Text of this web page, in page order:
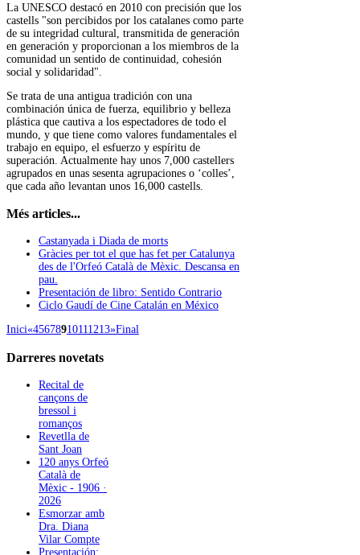
La UNESCO destacó en 2010 con precisión que los
castells "son percibidos por los catalanes como parte
de su integridad cultural, transmitida de generación
en generación y proporcionan a los miembros de la
comunidad un sentido de continuidad, cohesión
social y solidaridad".
Se trata de una antigua tradición con una
combinación única de fuerza, equilibrio y belleza
plástica que cautiva a los espectadores de todo el
mundo, y que tiene como valores fundamentales el
trabajo en equipo, el esfuerzo y espíritu de
superación. Actualmente hay unos 7,000 castellers
agrupados en unas sesenta agrupaciones o ‘colles’,
que cada año levantan unos 16,000 castells.
Més articles...
Castanyada i Diada de morts
Gràcies per tot el que has fet per Catalunya
des de l'Orfeó Català de Mèxic. Descansa en
pau.
Presentación de libro: Sentido Contrario
Ciclo Gaudí de Cine Catalán en México
Inici«45678910111213»Final
Darreres novetats
Recital de
cançons de
bressol i
romanços
Revetlla de
Sant Joan
120 anys Orfeó
Català de
Mèxic - 1906 ·
2026
Esmorzar amb
Dra. Diana
Vilar Compte
Presentación: